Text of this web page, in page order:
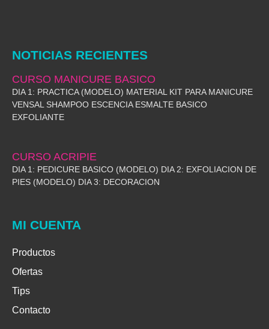
NOTICIAS RECIENTES
CURSO MANICURE BASICO
DIA 1: PRACTICA (MODELO) MATERIAL KIT PARA MANICURE
VENSAL SHAMPOO ESCENCIA ESMALTE BASICO
EXFOLIANTE
CURSO ACRIPIE
DIA 1: PEDICURE BASICO (MODELO) DIA 2: EXFOLIACION DE
PIES (MODELO) DIA 3: DECORACION
MI CUENTA
Productos
Ofertas
Tips
Contacto